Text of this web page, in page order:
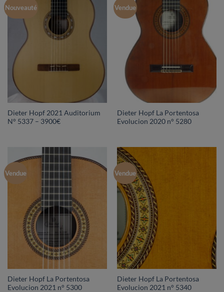
Nouveauté
Dieter Hopf 2021 Auditorium
N° 5337 – 3900€
Vendue
Dieter Hopf La Portentosa
Evolucion 2020 n° 5280
Vendue
Dieter Hopf La Portentosa
Evolucion 2021 n° 5300
Vendue
Dieter Hopf La Portentosa
Evolucion 2021 n° 5340